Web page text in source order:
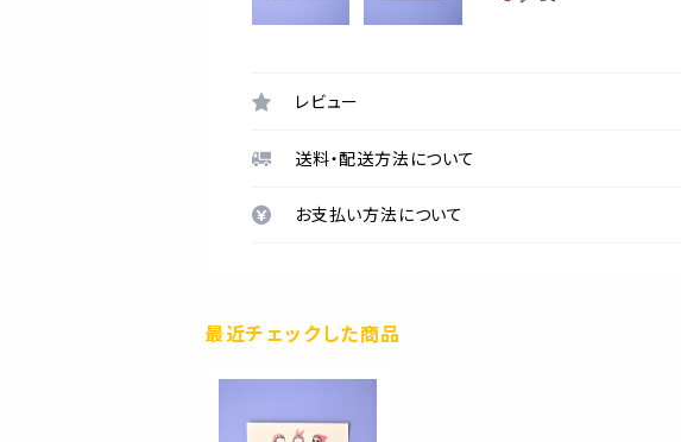
レビュー
送料・配送方法について
お支払い方法について
最近チェックした商品